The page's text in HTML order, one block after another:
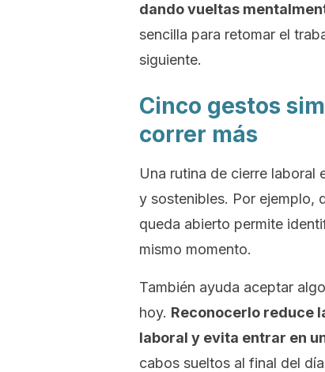
dando vueltas
sencilla para retomar el
siguiente.
Cinco gestos
correr más
Una rutina de cierre laboral
y sostenibles. Por ejemplo,
queda abierto permite
mismo momento.
También ayuda aceptar
hoy. Reconocerlo reduce
laboral y evita entrar en
cabos sueltos al final del